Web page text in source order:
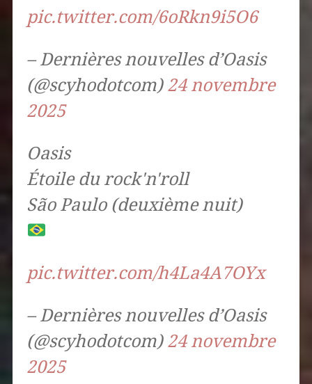
pic.twitter.com/6oRkn9i5O6
– Dernières nouvelles d’Oasis
(@scyhodotcom) 24 novembre
2025
Oasis
Étoile du rock'n'roll
São Paulo (deuxième nuit)
pic.twitter.com/h4La4A7OYx
– Dernières nouvelles d’Oasis
(@scyhodotcom) 24 novembre
2025